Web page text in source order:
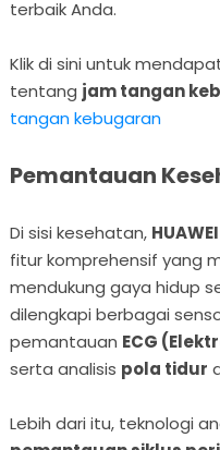
terbaik Anda.
Klik di sini untuk
tentang jam tangan
tangan kebugaran
Pemantauan
Di sisi kesehatan,
fitur komprehensif yang
mendukung gaya hidup
dilengkapi berbagai
pemantauan ECG
serta analisis pola tidur
Lebih dari itu, teknologi